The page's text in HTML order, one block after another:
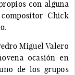
con alguna
Chick
Miguel Valero
ocasión en
de los grupos